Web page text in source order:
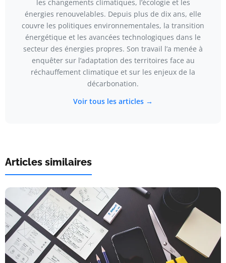
les changements climatiques, l’écologie et les
énergies renouvelables. Depuis plus de dix ans, elle
couvre les politiques environnementales, la transition
énergétique et les avancées technologiques dans le
secteur des énergies propres. Son travail l’a menée à
enquêter sur l’adaptation des territoires face au
réchauffement climatique et sur les enjeux de la
décarbonation.
Voir tous les articles →
Articles similaires